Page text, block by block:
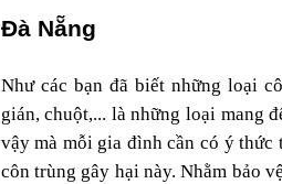
Đà Nẵng
Như các bạn đã biết những loại
gián, chuột,... là những loại mang
vậy mà mỗi gia đình cần có ý
côn trùng gây hại này. Nhằm bảo